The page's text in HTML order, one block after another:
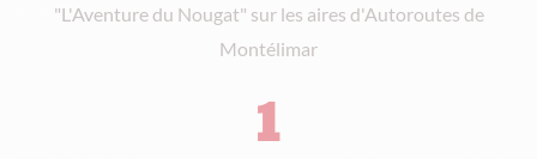
"L'Aventure du Nougat" sur les aires d'Autoroutes de
Montélimar
1